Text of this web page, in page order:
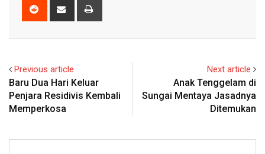
Reddit
Share
Previous article
Baru Dua Hari Keluar
Penjara Residivis Kembali
Memperkosa
Next article
Anak Tenggelam di
Sungai Mentaya Jasadnya
Ditemukan